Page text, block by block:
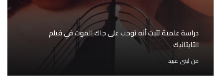
دراسة علمية تثبت أنه توجب على جاك الموت في فيلم
التايتانيك
من لبنى عبيد